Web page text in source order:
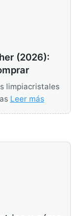
(2026):
limpiacristales
Leer más